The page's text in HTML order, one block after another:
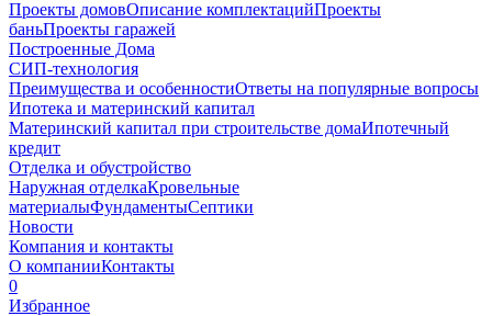
Проекты домовОписание комплектацийПроекты
баньПроекты гаражей
Построенные Дома
СИП-технология
Преимущества и особенностиОтветы на популярные вопросы
Ипотека и материнский капитал
Материнский капитал при строительстве домаИпотечный
кредит
Отделка и обустройство
Наружная отделкаКровельные
материалыФундаментыСептики
Новости
Компания и контакты
О компанииКонтакты
0
Избранное